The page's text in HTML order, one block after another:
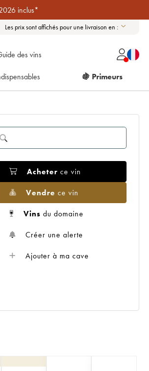
inclus*
Les prix sont affichés pour une livraison en :
des vins
🍇 Primeurs
Acheter ce vin
Vendre ce vin
Vins du domaine
Créer une alerte
Ajouter à ma cave